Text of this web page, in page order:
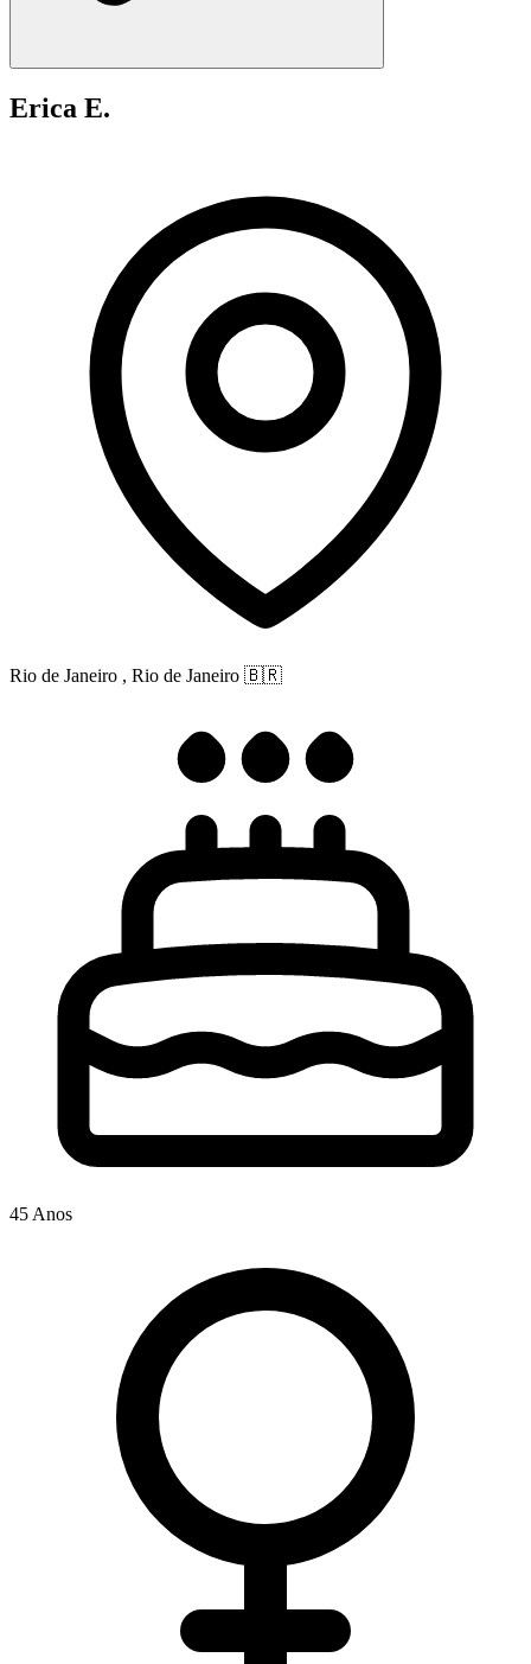
Erica E.
Rio de Janeiro , Rio de Janeiro 🇧🇷
45 Anos